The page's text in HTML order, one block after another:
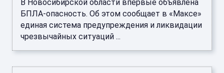
В Новосибирской области впервые объявлена
БПЛА-опасность. Об этом сообщает в «Максе»
единая система предупреждения и ликвидации
чрезвычайных ситуаций ...